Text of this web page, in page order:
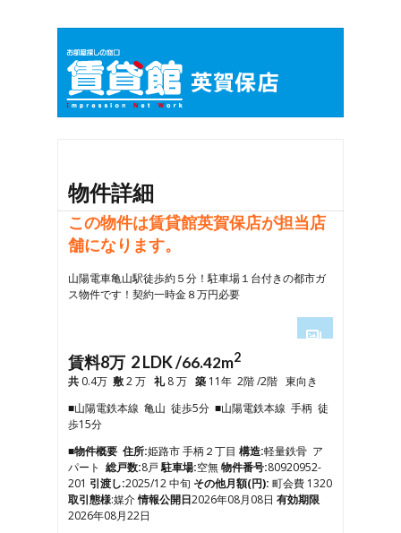
物件詳細
この物件は賃貸館英賀保店が担当店
舗になります。
山陽電車亀山駅徒歩約５分！駐車場１台付きの都市ガ
ス物件です！契約一時金８万円必要
2
3
4
6
7
8
9
10
賃料8万 2 LDK /66.42m2
共 0.4万 敷2 万 礼8 万 築 11年 2階 /2階 東向き
■山陽電鉄本線 亀山 徒歩5分 ■山陽電鉄本線 手柄 徒
歩15分
■物件概要 住所:姫路市 手柄２丁目 構造:軽量鉄骨 ア
パート 総戸数:8戸駐車場:空無物件番号:80920952-
201 引渡し:2025/12 中旬 その他月額(円): 町会費 1320
取引態様:媒介情報公開日2026年08月08日 有効期限
2026年08月22日